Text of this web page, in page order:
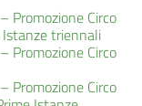
Promozione Circo
triennali
Promozione Circo
Promozione Circo